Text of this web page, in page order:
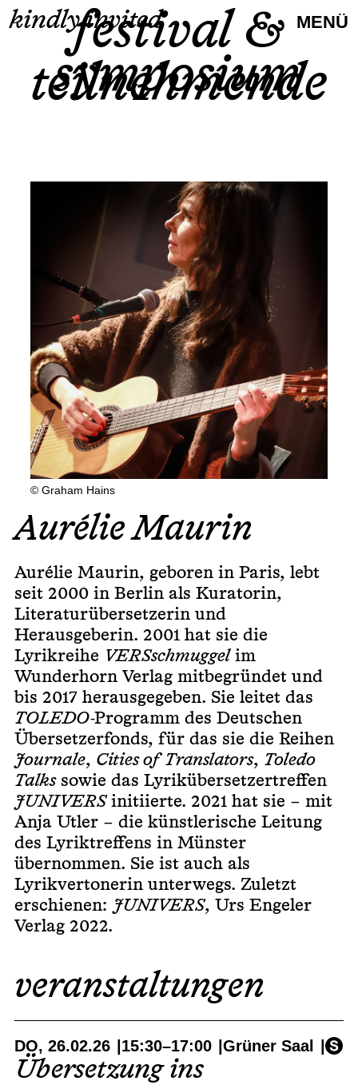
festival &
symposium
kindly invited MENÜ
teil­nehmende
© Graham Hains
Aurélie Maurin
Aurélie Maurin, geboren in Paris, lebt
seit 2000 in Berlin als Kuratorin,
Literaturübersetzerin und
Herausgeberin. 2001 hat sie die
Lyrikreihe VERSschmuggelim
Wunderhorn Verlag mitbegründet und
bis 2017 herausgegeben. Sie leitet das
TOLEDO-Programm des Deutschen
Übersetzerfonds, für das sie die Reihen
Journale, Cities of Translators, Toledo
Talkssowie das Lyrikübersetzertreffen
JUNIVERSinitiierte. 2021 hat sie – mit
Anja Utler – die künstlerische Leitung
des Lyriktreffens in Münster
übernommen. Sie ist auch als
Lyrikvertonerin unterwegs. Zuletzt
erschienen: JUNIVERS, Urs Engeler
Verlag 2022.
veranstaltungen
DO, 26.02.26 15:30–17:00 Grüner Saal
Übersetzung ins